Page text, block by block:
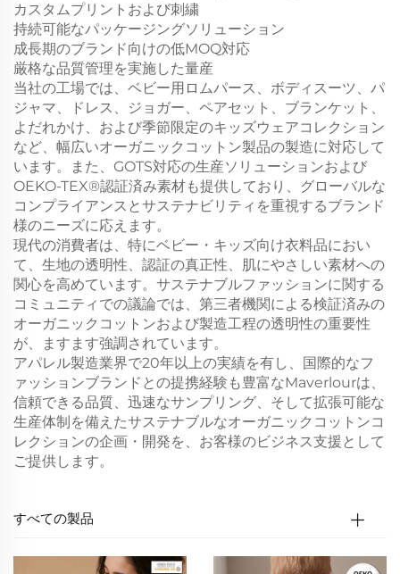
カスタムプリントおよび刺繍
持続可能なパッケージングソリューション
成長期のブランド向けの低MOQ対応
厳格な品質管理を実施した量産
当社の工場では、ベビー用ロムパース、ボディスーツ、パ
ジャマ、ドレス、ジョガー、ペアセット、ブランケット、
よだれかけ、および季節限定のキッズウェアコレクション
など、幅広いオーガニックコットン製品の製造に対応して
います。また、GOTS対応の生産ソリューションおよび
OEKO-TEX®認証済み素材も提供しており、グローバルな
コンプライアンスとサステナビリティを重視するブランド
様のニーズに応えます。
現代の消費者は、特にベビー・キッズ向け衣料品におい
て、生地の透明性、認証の真正性、肌にやさしい素材への
関心を高めています。サステナブルファッションに関する
コミュニティでの議論では、第三者機関による検証済みの
オーガニックコットンおよび製造工程の透明性の重要性
が、ますます強調されています。
アパレル製造業界で20年以上の実績を有し、国際的なフ
ァッションブランドとの提携経験も豊富なMaverlourは、
信頼できる品質、迅速なサンプリング、そして拡張可能な
生産体制を備えたサステナブルなオーガニックコットンコ
レクションの企画・開発を、お客様のビジネス支援として
ご提供します。
すべての製品